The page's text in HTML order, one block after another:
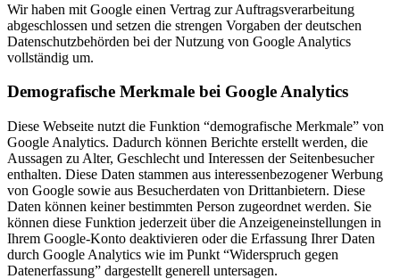
Wir haben mit Google einen Vertrag zur Auftragsverarbeitung
abgeschlossen und setzen die strengen Vorgaben der deutschen
Datenschutzbehörden bei der Nutzung von Google Analytics
vollständig um.
Demografische Merkmale bei Google Analytics
Diese Webseite nutzt die Funktion “demografische Merkmale” von
Google Analytics. Dadurch können Berichte erstellt werden, die
Aussagen zu Alter, Geschlecht und Interessen der Seitenbesucher
enthalten. Diese Daten stammen aus interessenbezogener Werbung
von Google sowie aus Besucherdaten von Drittanbietern. Diese
Daten können keiner bestimmten Person zugeordnet werden. Sie
können diese Funktion jederzeit über die Anzeigeneinstellungen in
Ihrem Google-Konto deaktivieren oder die Erfassung Ihrer Daten
durch Google Analytics wie im Punkt “Widerspruch gegen
Datenerfassung” dargestellt generell untersagen.